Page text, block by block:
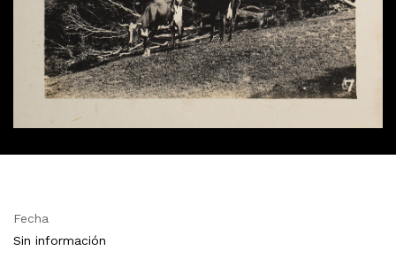
Fecha
Sin información